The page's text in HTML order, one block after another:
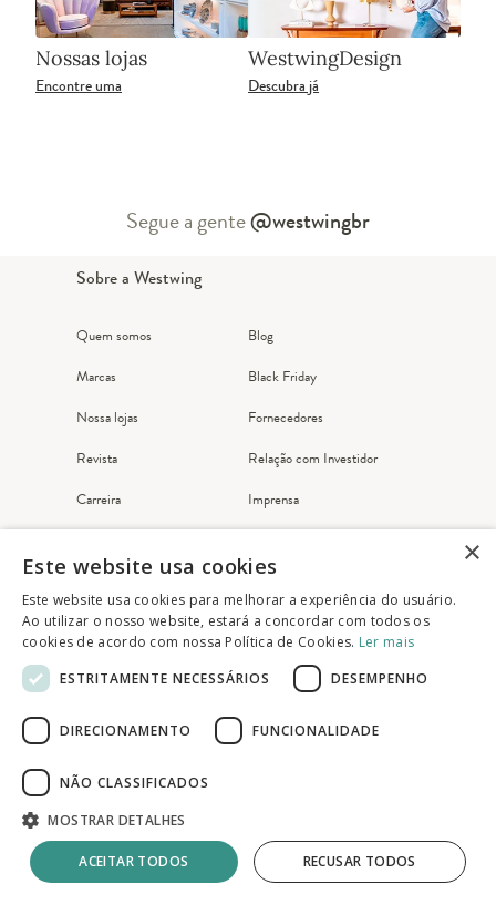
Nossas lojas
Encontre uma
WestwingDesign
Descubra já
Segue a gente@westwingbr
Sobre a Westwing
Quem somos
Marcas
Nossa lojas
Revista
Carreira
Blog
Black Friday
Fornecedores
Relação com Investidor
Imprensa
Atendimento ao cliente
Meus pedidos
Somos uma empresa certificada
×
Este website usa cookies
Este website usa cookies para melhorar a experiência do usuário.
Ao utilizar o nosso website, estará a concordar com todos os
cookies de acordo com nossa Política de Cookies. Ler mais
ESTRITAMENTE NECESSÁRIOS
DESEMPENHO
DIRECIONAMENTO FUNCIONALIDADE
NÃO CLASSIFICADOS
MOSTRAR DETALHES
ACEITAR TODOS RECUSAR TODOS